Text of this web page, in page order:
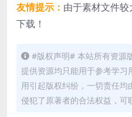
友情提示： 由于素材文件
下载！
#版权声明# 本站所有资源
提供资源均只能用于参考学习
用引起版权纠纷，一切责任
侵犯了原著者的合法权益，可